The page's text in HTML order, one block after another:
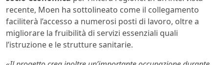
recente, Moen ha sottolineato come il collegamento
faciliterà l’accesso a numerosi posti di lavoro, oltre a
migliorare la fruibilità di servizi essenziali quali
l’istruzione e le strutture sanitarie.